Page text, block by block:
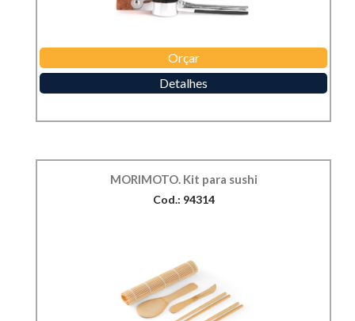
Orçar
Detalhes
MORIMOTO. Kit para sushi
Cod.: 94314